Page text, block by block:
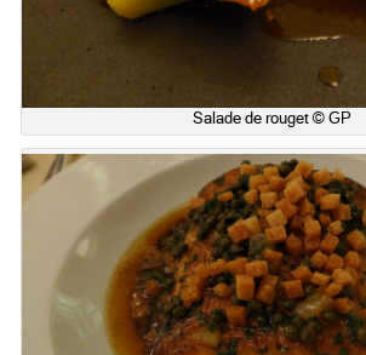
Salade de rouget © GP